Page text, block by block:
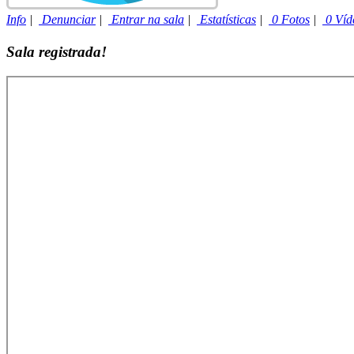
Info | Denunciar| Entrar na sala | Estatísticas | 0 Fotos | 0
Sala registrada!